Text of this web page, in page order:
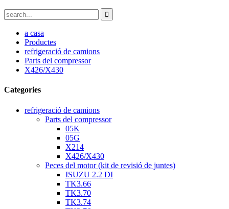
a casa
Productes
refrigeració de camions
Parts del compressor
X426/X430
Categories
refrigeració de camions
Parts del compressor
05K
05G
X214
X426/X430
Peces del motor (kit de revisió de juntes)
ISUZU 2.2 DI
TK3.66
TK3.70
TK3.74